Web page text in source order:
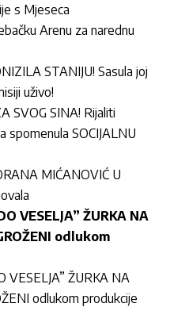
s Mjeseca
Arenu za narednu
STANIJU! Sasula joj
uživo!
SVOG SINA! Rijaliti
spomenula SOCIJALNU
MIĆANOVIĆ U
VESELJA” ŽURKA NA
odlukom
VESELJA” ŽURKA NA
odlukom produkcije